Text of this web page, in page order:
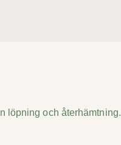
löpning och återhämtning.